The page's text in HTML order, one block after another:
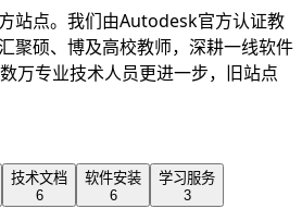
站点。我们由Autodesk官方认证教
聚硕、博及高校教师，深耕一线软件
万专业技术人员更进一步，旧站点
技术文档
6
软件安装
6
学习服务
3